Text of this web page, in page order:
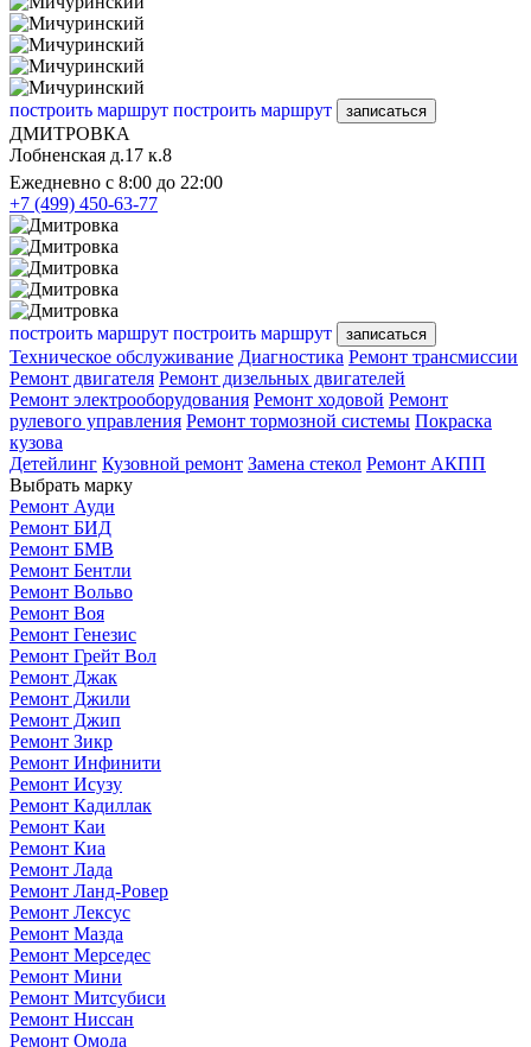
построить маршрут построить маршрут записаться
ДМИТРОВКА
Лобненская д.17 к.8
Ежедневно с 8:00 до 22:00
+7 (499) 450-63-77
построить маршрут построить маршрут записаться
Техническое обслуживание Диагностика Ремонт трансмиссии
Ремонт двигателя Ремонт дизельных двигателей
Ремонт электрооборудования Ремонт ходовой Ремонт
рулевого управления Ремонт тормозной системы Покраска
кузова
Детейлинг Кузовной ремонт Замена стекол Ремонт АКПП
Выбрать марку
Ремонт Ауди
Ремонт БИД
Ремонт БМВ
Ремонт Бентли
Ремонт Вольво
Ремонт Воя
Ремонт Генезис
Ремонт Грейт Вол
Ремонт Джак
Ремонт Джили
Ремонт Джип
Ремонт Зикр
Ремонт Инфинити
Ремонт Исузу
Ремонт Кадиллак
Ремонт Каи
Ремонт Киа
Ремонт Лада
Ремонт Ланд-Ровер
Ремонт Лексус
Ремонт Мазда
Ремонт Мерседес
Ремонт Мини
Ремонт Митсубиси
Ремонт Ниссан
Ремонт Омода